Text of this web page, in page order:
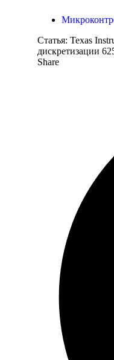
Статья: Texas
дискретизации
Share